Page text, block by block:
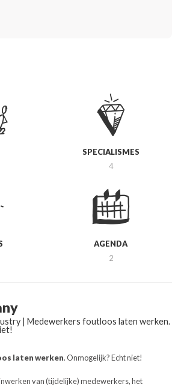
SPECIALISMES
4
AGENDA
2
| Medewerkers foutloos laten werken.
laten werken. Onmogelijk? Echt niet!
van (tijdelijke) medewerkers, het